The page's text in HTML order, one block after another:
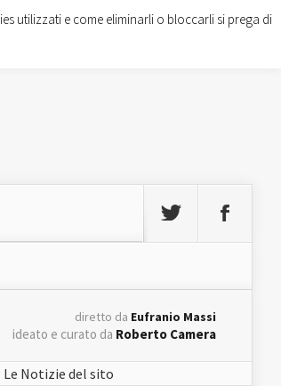
diretto da Eufranio Massi
ideato e curato da Roberto Camera
Le Notizie del sito
utilizzati e come eliminarli o bloccarli si prega di